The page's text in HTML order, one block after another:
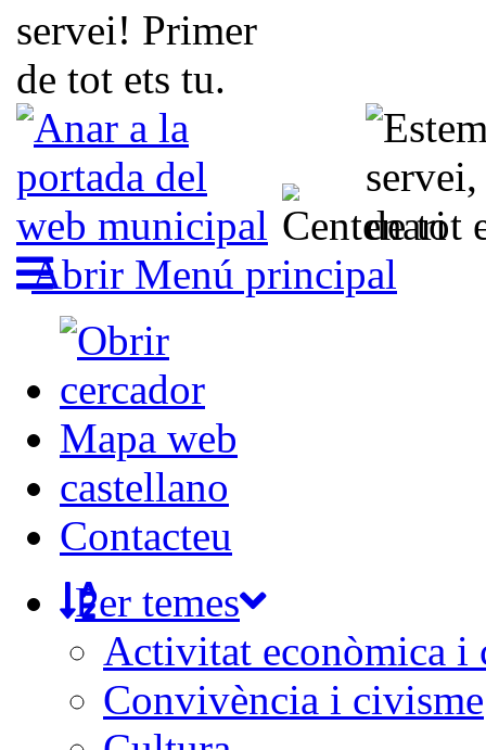
Abrir Menú principal
Mapa web
castellano
Contacteu
Per temes
Activitat econòmica i
Convivència i civisme